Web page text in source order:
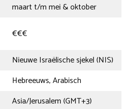
maart t/m mei & oktober
€€€
Nieuwe Israëlische sjekel (NIS)
Hebreeuws, Arabisch
Asia/Jerusalem (GMT+3)